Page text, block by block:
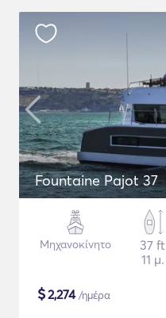
Fountaine Pajot 37
Μηχανοκίνητο
37 ft
11 μ.
$2,274/ημέρα